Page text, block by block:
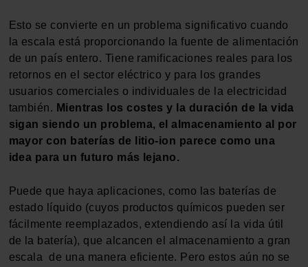
Esto se convierte en un problema significativo cuando
la escala está proporcionando la fuente de alimentación
de un país entero. Tiene ramificaciones reales para los
retornos en el sector eléctrico y para los grandes
usuarios comerciales o individuales de la electricidad
también. Mientras los costes y la duración de la vida
sigan siendo un problema, el almacenamiento al por
mayor con baterías de litio-ion parece como una
idea para un futuro más lejano.
Puede que haya aplicaciones, como las baterías de
estado líquido (cuyos productos químicos pueden ser
fácilmente reemplazados, extendiendo así la vida útil
de la batería), que alcancen el almacenamiento a gran
escala de una manera eficiente. Pero estos aún no se